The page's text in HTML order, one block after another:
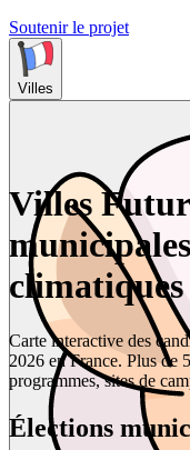
Soutenir le projet
Villes
Villes
climatiques
Carte interactive des
2026 en France. Plus de
programmes, sites de
Élections